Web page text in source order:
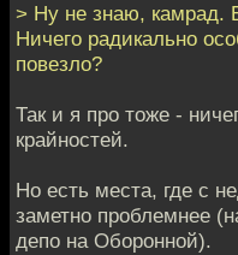
> Ну не знаю, камрад.
Ничего радикально
повезло?
Так и я про тоже -
крайностей.
Но есть места, где с
заметно проблемнее
депо на Оборонной).